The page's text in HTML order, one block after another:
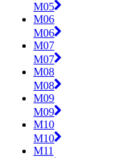
M05
M06
M06
M07
M07
M08
M08
M09
M09
M10
M10
M11